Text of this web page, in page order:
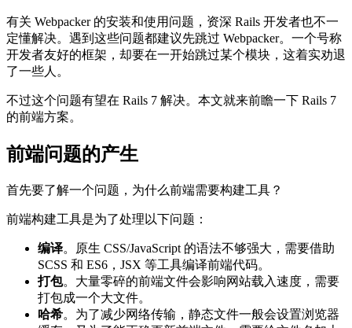
有关 Webpacker 的安装和使用问题，资深 Rails 开发者也不一
定懂解决。遇到这些问题都建议先跳过 Webpacker。一个号称
开发者友好的框架，却要在一开始跳过某个模块，这着实劝退
了一些人。
不过这个问题有望在 Rails 7 解决。本文就来前瞻一下 Rails 7
的前端方案。
前端问题的产生
首先要了解一个问题，为什么前端需要构建工具？
前端构建工具是为了处理以下问题：
编译。原生 CSS/JavaScript 的语法不够强大，需要借助
SCSS 和 ES6，JSX 等工具编译前端代码。
打包。大量零碎的前端文件会影响网站载入速度，需要
打包成一个大文件。
哈希。为了减少网络传输，静态文件一般会设置浏览器